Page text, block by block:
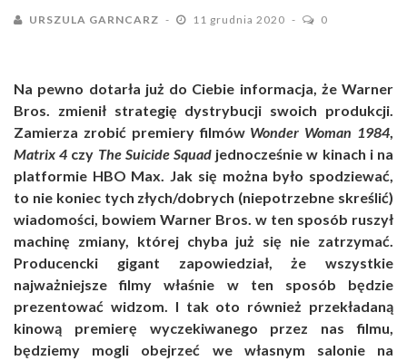
URSZULA GARNCARZ 11 grudnia 2020 0
Na pewno dotarła już do Ciebie informacja, że Warner
Bros. zmienił strategię dystrybucji swoich produkcji.
Zamierza zrobić premiery filmów Wonder Woman 1984,
Matrix 4 czy The Suicide Squad jednocześnie w kinach i na
platformie HBO Max. Jak się można było spodziewać,
to nie koniec tych złych/dobrych (niepotrzebne skreślić)
wiadomości, bowiem Warner Bros. w ten sposób ruszył
machinę zmiany, której chyba już się nie zatrzymać.
Producencki gigant zapowiedział, że wszystkie
najważniejsze filmy właśnie w ten sposób będzie
prezentować widzom. I tak oto również przekładaną
kinową premierę wyczekiwanego przez nas filmu,
będziemy mogli obejrzeć we własnym salonie na